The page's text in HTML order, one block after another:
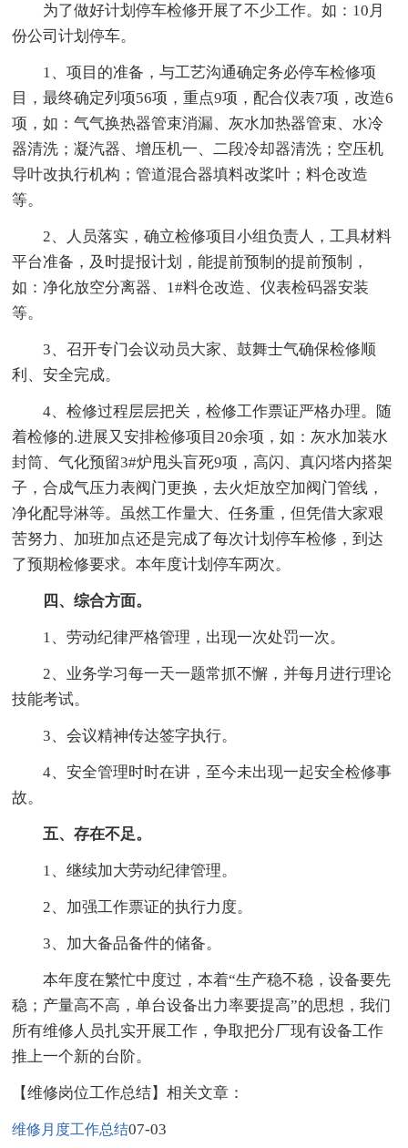
为了做好计划停车检修开展了不少工作。如：10月
份公司计划停车。
1、项目的准备，与工艺沟通确定务必停车检修项
目，最终确定列项56项，重点9项，配合仪表7项，改造6
项，如：气气换热器管束消漏、灰水加热器管束、水冷
器清洗；凝汽器、增压机一、二段冷却器清洗；空压机
导叶改执行机构；管道混合器填料改桨叶；料仓改造
等。
2、人员落实，确立检修项目小组负责人，工具材料
平台准备，及时提报计划，能提前预制的提前预制，
如：净化放空分离器、1#料仓改造、仪表检码器安装
等。
3、召开专门会议动员大家、鼓舞士气确保检修顺
利、安全完成。
4、检修过程层层把关，检修工作票证严格办理。随
着检修的.进展又安排检修项目20余项，如：灰水加装水
封筒、气化预留3#炉甩头盲死9项，高闪、真闪塔内搭架
子，合成气压力表阀门更换，去火炬放空加阀门管线，
净化配导淋等。虽然工作量大、任务重，但凭借大家艰
苦努力、加班加点还是完成了每次计划停车检修，到达
了预期检修要求。本年度计划停车两次。
四、综合方面。
1、劳动纪律严格管理，出现一次处罚一次。
2、业务学习每一天一题常抓不懈，并每月进行理论
技能考试。
3、会议精神传达签字执行。
4、安全管理时时在讲，至今未出现一起安全检修事
故。
五、存在不足。
1、继续加大劳动纪律管理。
2、加强工作票证的执行力度。
3、加大备品备件的储备。
本年度在繁忙中度过，本着“生产稳不稳，设备要先
稳；产量高不高，单台设备出力率要提高”的思想，我们
所有维修人员扎实开展工作，争取把分厂现有设备工作
推上一个新的台阶。
【维修岗位工作总结】相关文章：
维修月度工作总结07-03